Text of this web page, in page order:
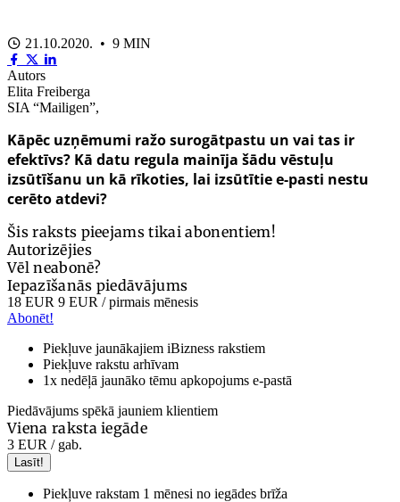
21.10.2020. • 9 MIN
Autors
Elita Freiberga
SIA “Mailigen”,
Kāpēc uzņēmumi ražo surogātpastu un vai tas ir
efektīvs? Kā datu regula mainīja šādu vēstuļu
izsūtīšanu un kā rīkoties, lai izsūtītie e-pasti nestu
cerēto atdevi?
Šis raksts pieejams tikai abonentiem!
Autorizējies
Vēl neabonē?
Iepazīšanās piedāvājums
18 EUR 9 EUR / pirmais mēnesis
Abonēt!
Piekļuve jaunākajiem iBizness rakstiem
Piekļuve rakstu arhīvam
1x nedēļā jaunāko tēmu apkopojums e-pastā
Piedāvājums spēkā jauniem klientiem
Viena raksta iegāde
3 EUR / gab.
Lasīt!
Piekļuve rakstam 1 mēnesi no iegādes brīža